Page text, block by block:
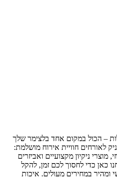
– הכול במקום אחד בלצימר שלך
לאורחים חוויית אירוח מושלמת:
מוצרי ניקיון מקצועיים ואביזרים
כאן כדי לחסוך לכם זמן, להקל
ומהיר במחירים מעולים. איכות